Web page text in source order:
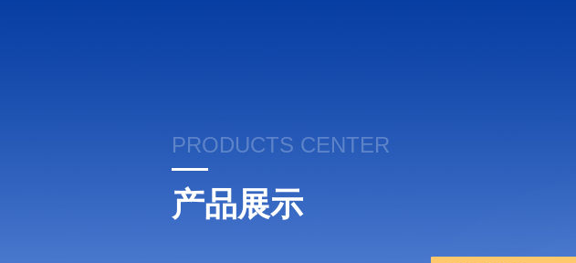
PRODUCTS CENTER
产品展示